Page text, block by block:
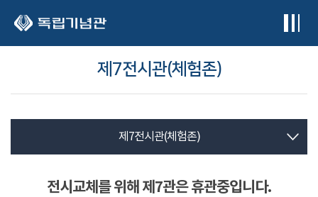
제7전시관(체험존)
제7전시관(체험존)
전시교체를 위해 제7관은 휴관중입니다.